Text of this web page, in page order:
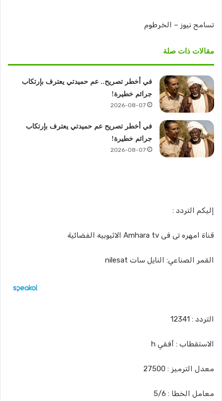
تسامح نيوز – الخرطوم
مقالات ذات صلة
في أخطر تصريح.. عم حميدتي يعترف بإرتكاب
جرائم خطيرة!
2026-08-07
في أخطر تصريح عم حميدتي يعترف بإرتكاب
جرائم خطيرة!
2026-08-07
إليكم التردد :
قناة امهره تى فى Amhara tv الاثيوبيه الفضائية
القمر الصناعي: النايل سات nilesat
التردد : 12341
الاستقطاب : أفقي h
معدل الترميز : 27500
معامل الخطا : 5/6